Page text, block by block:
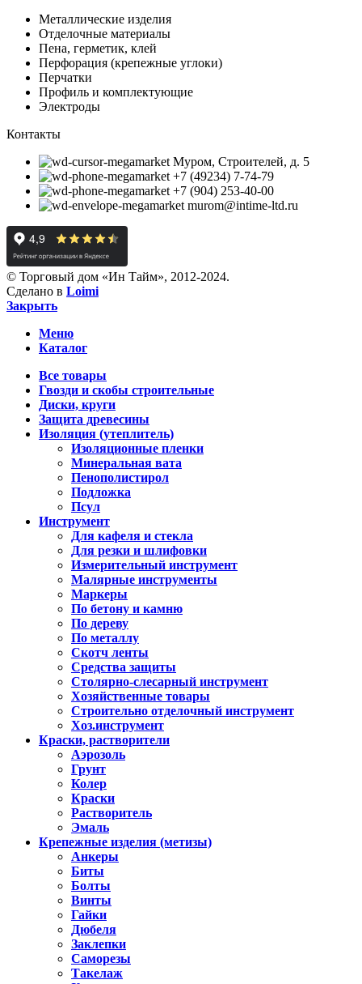
Металлические изделия
Отделочные материалы
Пена, герметик, клей
Перфорация (крепежные углоки)
Перчатки
Профиль и комплектующие
Электроды
Контакты
Муром, Строителей, д. 5
+7 (49234) 7-74-79
+7 (904) 253-40-00
murom@intime-ltd.ru
© Торговый дом «Ин Тайм», 2012-2024.
Сделано в Loimi
Закрыть
Меню
Каталог
Все товары
Гвозди и скобы строительные
Диски, круги
Защита древесины
Изоляция (утеплитель)
Изоляционные пленки
Минеральная вата
Пенополистирол
Подложка
Псул
Инструмент
Для кафеля и стекла
Для резки и шлифовки
Измерительный инструмент
Малярные инструменты
Маркеры
По бетону и камню
По дереву
По металлу
Скотч ленты
Средства защиты
Столярно-слесарный инструмент
Хозяйственные товары
Строительно отделочный инструмент
Хоз.инструмент
Краски, растворители
Аэрозоль
Грунт
Колер
Краски
Растворитель
Эмаль
Крепежные изделия (метизы)
Анкеры
Биты
Болты
Винты
Гайки
Дюбеля
Заклепки
Саморезы
Такелаж